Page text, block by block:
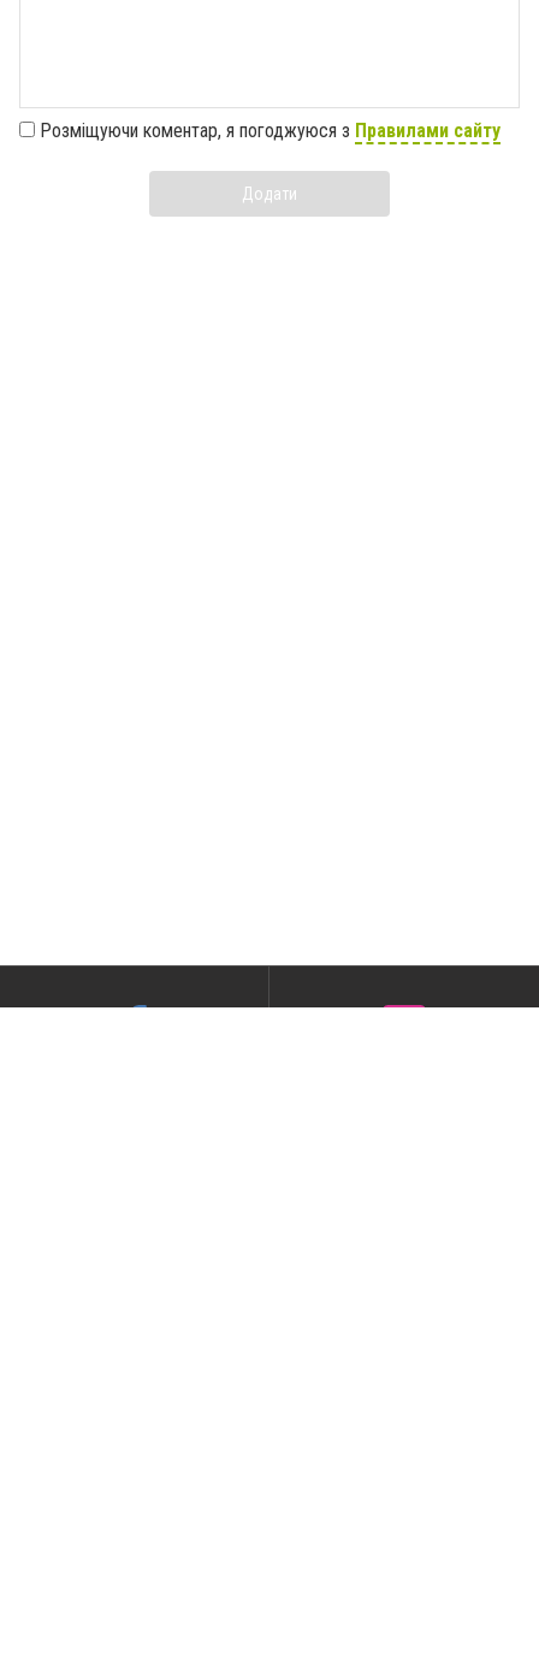
Розміщуючи коментар, я погоджуюся з Правилами сайту
Додати